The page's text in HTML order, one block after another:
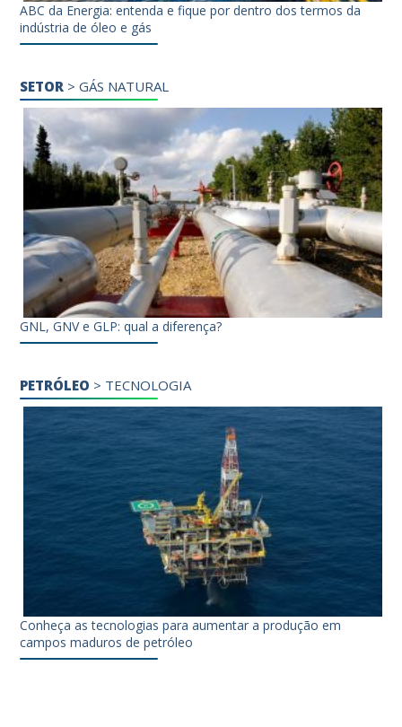
ABC da Energia: entenda e fique por dentro dos termos da
indústria de óleo e gás
SETOR >GÁS NATURAL
GNL, GNV e GLP: qual a diferença?
PETRÓLEO > TECNOLOGIA
Conheça as tecnologias para aumentar a produção em
campos maduros de petróleo